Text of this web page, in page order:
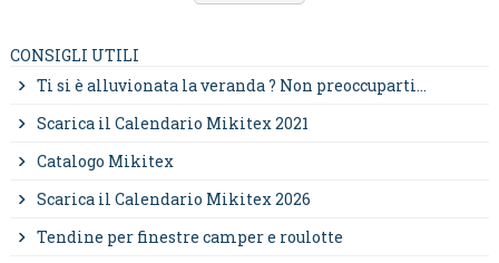
CONSIGLI UTILI
Ti si è alluvionata la veranda ? Non preoccuparti...
Scarica il Calendario Mikitex 2021
Catalogo Mikitex
Scarica il Calendario Mikitex 2026
Tendine per finestre camper e roulotte